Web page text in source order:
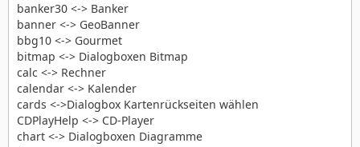
banker30 <-> Banker
banner <-> GeoBanner
bbg10 <-> Gourmet
bitmap <-> Dialogboxen Bitmap
calc <-> Rechner
calendar <-> Kalender
cards <->Dialogbox Kartenrückseiten wählen
CDPlayHelp <-> CD-Player
chart <-> Dialogboxen Diagramme